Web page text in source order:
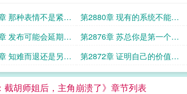
那种表情不是紧张
第2880章 现有的系统不能停
机
发布可能会延期甚
消
第2876章 苏总你是第一个对
我说这种话的人
知难而退还是另辟
第2872章 证明自己的价值才
能赢得客户的信任
截胡师姐后，主角崩溃了》章节列表